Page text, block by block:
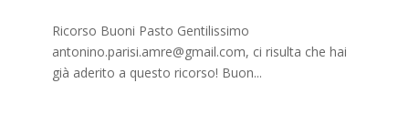
Ricorso Buoni Pasto Gentilissimo
antonino.parisi.amre@gmail.com, ci risulta che hai
già aderito a questo ricorso! Buon...